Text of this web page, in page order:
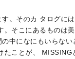
。そのカ タログに
そこにあるものは
中になにもいらな
ことが、